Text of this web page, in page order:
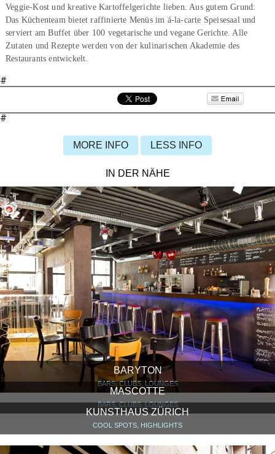
Veggie-Kost und kreative Kartoffelgerichte lieben. Aus gutem Grund:
Das Küchenteam bietet raffinierte Menüs im á-la-carte Speisesaal und
serviert am Buffet über 100 vegetarische und vegane Gerichte. Alle
Zutaten und Rezepte werden von der kulinarischen Akademie des
Restaurants entwickelt.
#
#
MORE INFO LESS INFO
IN DER NÄHE
BARYTON
BARS, CLUBS, LOUNGES
MASCOTTE
BARS, CLUBS, LOUNGES
KUNSTHAUS ZÜRICH
COOL SPOTS, HIGHLIGHTS